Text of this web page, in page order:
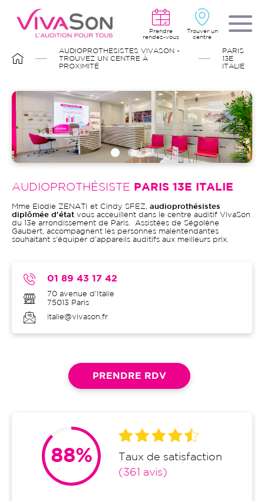
contenu
principal
Prendre
rendez-vous
Trouver un
centre
D'ARIANE
AUDIOPROTHÉSISTES VIVASON -
TROUVEZ UN CENTRE À
PROXIMITÉ
PARIS
13E
ITALIE
AUDIOPROTHÉSISTE PARIS 13E ITALIE
Mme Elodie ZENATI et Cindy SFEZ, audioprothésistes
diplômée d'état vous acceuillent dans le centre auditif VivaSon
du 13e arrondissement de Paris. Assistées de Ségolène
Gaubert, accompagnent les personnes malentendantes
souhaitant s'équiper d'appareils auditifs aux meilleurs prix.
70 avenue d'Italie
75013
Paris
01 89 43 17 42
italie@vivason.fr
PRENDRE RDV
88%
Taux de satisfaction
(361 avis)